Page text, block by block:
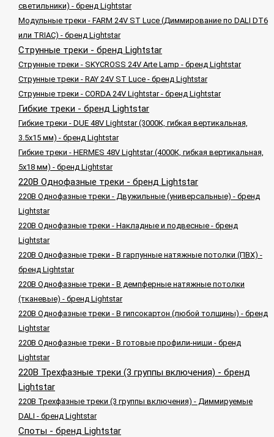
светильники) - бренд Lightstar
Модульные треки - FARM 24V ST Luce (Диммирование по DALI DT6
или TRIAC) - бренд Lightstar
Струнные треки - бренд Lightstar
Струнные треки - SKYCROSS 24V Arte Lamp - бренд Lightstar
Струнные треки - RAY 24V ST Luce - бренд Lightstar
Струнные треки - CORDA 24V Lightstar - бренд Lightstar
Гибкие треки - бренд Lightstar
Гибкие треки - DUE 48V Lightstar (3000К, гибкая вертикальная,
3.5x15 мм) - бренд Lightstar
Гибкие треки - HERMES 48V Lightstar (4000К, гибкая вертикальная,
5x18 мм) - бренд Lightstar
220В Однофазные треки - бренд Lightstar
220В Однофазные треки - Двужильные (универсальные) - бренд
Lightstar
220В Однофазные треки - Накладные и подвесные - бренд
Lightstar
220В Однофазные треки - В гарпунные натяжные потолки (ПВХ) -
бренд Lightstar
220В Однофазные треки - В демпферные натяжные потолки
(тканевые) - бренд Lightstar
220В Однофазные треки - В гипсокартон (любой толщины) - бренд
Lightstar
220В Однофазные треки - В готовые профили-ниши - бренд
Lightstar
220В Трехфазные треки (3 группы включения) - бренд
Lightstar
220В Трехфазные треки (3 группы включения) - Диммируемые
DALI - бренд Lightstar
Споты - бренд Lightstar